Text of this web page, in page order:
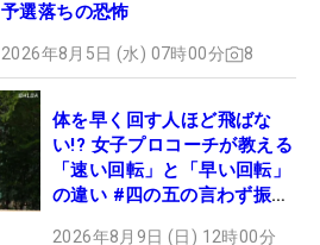
予選落ちの恐怖
2026年8月5日 (水) 07時00分 8
体を早く回す人ほど飛ばな
い!? 女子プロコーチが教える
「速い回転」と「早い回転」
の違い #四の五の言わず振り
2026年8月9日 (日) 12時00分